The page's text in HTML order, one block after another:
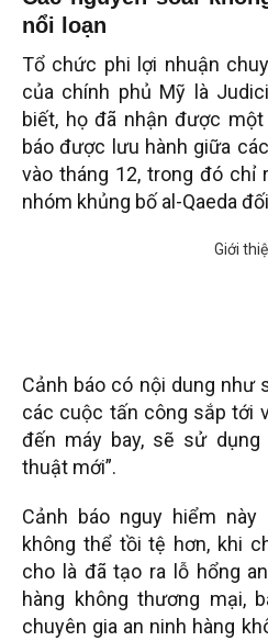
nổi loạn
Tổ chức phi lợi nhuận
của chính phủ Mỹ là
biết, họ đã nhận được
báo được lưu hành giữa
vào tháng 12, trong đó
nhóm khủng bố al-Qaeda
Cảnh báo có nội dung như
các cuộc tấn công sắp tới
đến máy bay, sẽ sử
thuật mới”.
Cảnh báo nguy hiểm
không thể tồi tệ hơn, khi
cho là đã tạo ra lỗ hổng
hàng không thương mại,
chuyên gia an ninh hàng